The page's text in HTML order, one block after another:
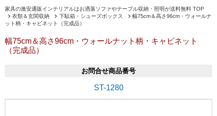
家具の激安通販インテリアルはお洒落ソファやテーブル収納・照明が送料無料 TOP
衣類＆玄関収納
下駄箱・シューズボックス
幅75cm＆高さ96cm・ウォールナ
ット柄・キャビネット（完成品）
幅75cm＆高さ96cm・ウォールナット柄・キャビネット
（完成品）
お問合せ商品番号
ST-1280